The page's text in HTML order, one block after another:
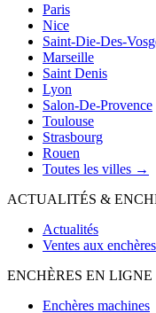
Paris
Nice
Saint-Die-Des-
Marseille
Saint Denis
Lyon
Salon-De-Provence
Toulouse
Strasbourg
Rouen
Toutes les villes →
ACTUALITÉS &
Actualités
Ventes aux enchères
ENCHÈRES EN LIGNE
Enchères machines